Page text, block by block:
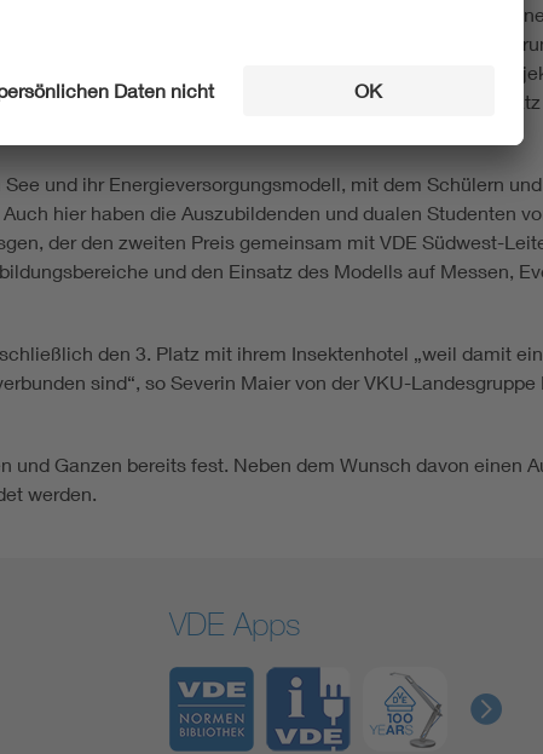
belohnt. Der Ausbildungsanhänger enthält neben
zeigt, und eine elektronische
zum Mitmachen und Ausprobieren einlädt, wurde das
mit Torsten Höck vom VfEW die Urkunde für den 1.
und ihr Energieversorgungsmodell, mit dem Schülern
hier haben die Auszubildenden und dualen Studenten
der den zweiten Preis gemeinsam mit VDE Südwest-
und den Einsatz des Modells auf Messen,
den 3. Platz mit ihrem Insektenhotel „weil damit
sind“, so Severin Maier von der VKU-
Ganzen bereits fest. Neben dem Wunsch davon einen
werden.
VDE Apps